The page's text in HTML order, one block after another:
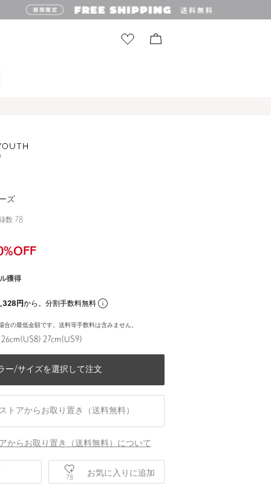
ズ
数 78
%OFF
獲得
円から。分割手数料無料
の最低金額です。送料等手数料は含みません。
27cm(US9)
ー/サイズを選択して注文
トアからお取り置き（送料無料）
からお取り置き（送料無料）について
78 お気に入りに追加